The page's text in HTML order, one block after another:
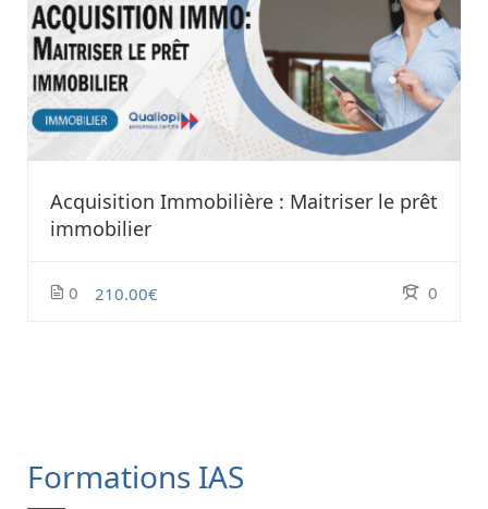
Acquisition Immobilière : Maitriser le prêt
immobilier
0 0
210.00€
Formations IAS